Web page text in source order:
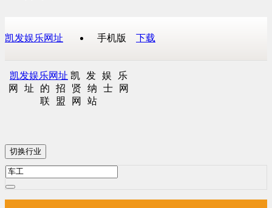
凯发娱乐网址 手机版 下载
凯发娱乐网址 凯发娱乐
网址的招贤纳士网
联盟网站
切换行业